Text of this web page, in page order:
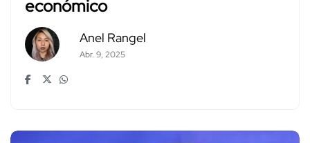
económico
Anel Rangel
Abr. 9, 2025